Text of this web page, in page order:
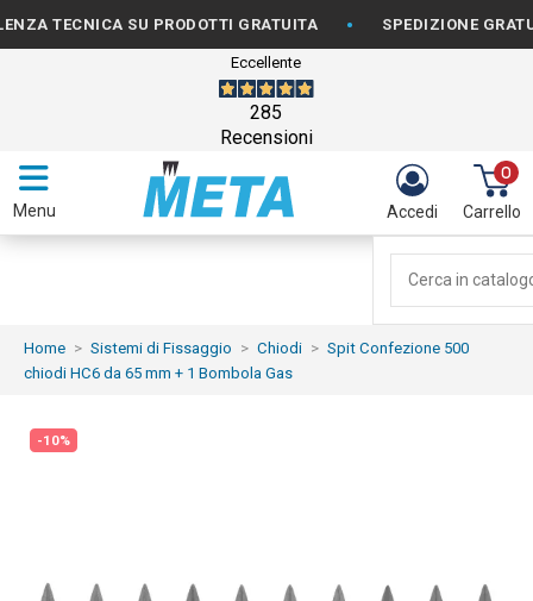
TECNICA SU PRODOTTI GRATUITA • SPEDIZIONE
Eccellente
285
Recensioni
Menu Accedi
0
Carrello
Home Sistemi di Fissaggio Chiodi
Spit Confezione 500
chiodi HC6 da 65 mm + 1 Bombola Gas
-10%